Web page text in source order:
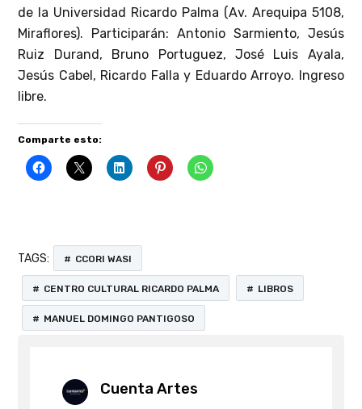
de la Universidad Ricardo Palma (Av. Arequipa 5108,
Miraflores). Participarán: Antonio Sarmiento, Jesús
Ruiz Durand, Bruno Portuguez, José Luis Ayala,
Jesús Cabel, Ricardo Falla y Eduardo Arroyo. Ingreso
libre.
Comparte esto:
TAGS: CCORI WASI
CENTRO CULTURAL RICARDO PALMA LIBROS
MANUEL DOMINGO PANTIGOSO
Cuenta Artes